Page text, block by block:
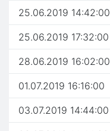
25.06.2019 14:42:00
25.06.2019 17:32:00
28.06.2019 16:02:00
01.07.2019 16:16:00
03.07.2019 14:44:00